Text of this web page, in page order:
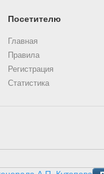
Посетителю
Главная
Правила
Регистрация
Статистика